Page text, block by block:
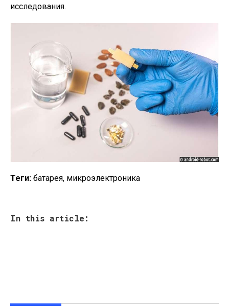
исследования.
Теги: батарея, микроэлектроника
In this article: